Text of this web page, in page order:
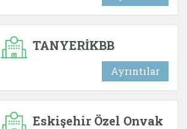
TANYERİKBB
Ayrıntılar
Eskişehir Özel Onvak